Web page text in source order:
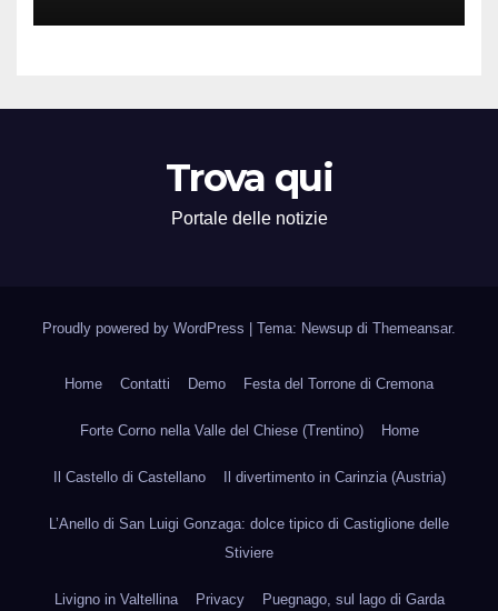
Territorio
Trova qui
Portale delle notizie
Proudly powered by WordPress | Tema: Newsup di Themeansar.
Home Contatti Demo Festa del Torrone di Cremona
Forte Corno nella Valle del Chiese (Trentino) Home
Il Castello di Castellano Il divertimento in Carinzia (Austria)
L’Anello di San Luigi Gonzaga: dolce tipico di Castiglione delle
Stiviere
Livigno in Valtellina Privacy Puegnago, sul lago di Garda